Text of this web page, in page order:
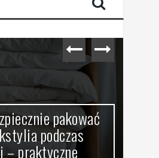
pakować
podczas
– praktyczne